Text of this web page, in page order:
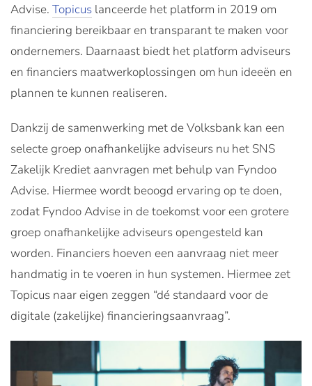
Advise. Topicus lanceerde het platform in 2019 om
financiering bereikbaar en transparant te maken voor
ondernemers. Daarnaast biedt het platform adviseurs
en financiers maatwerkoplossingen om hun ideeën en
plannen te kunnen realiseren.
Dankzij de samenwerking met de Volksbank kan een
selecte groep onafhankelijke adviseurs nu het SNS
Zakelijk Krediet aanvragen met behulp van Fyndoo
Advise. Hiermee wordt beoogd ervaring op te doen,
zodat Fyndoo Advise in de toekomst voor een grotere
groep onafhankelijke adviseurs opengesteld kan
worden. Financiers hoeven een aanvraag niet meer
handmatig in te voeren in hun systemen. Hiermee zet
Topicus naar eigen zeggen “dé standaard voor de
digitale (zakelijke) financieringsaanvraag”.